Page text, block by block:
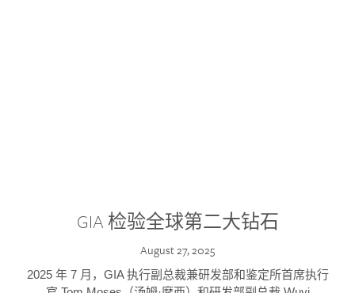
GIA 检验全球第二大钻石
August 27, 2025
2025 年 7 月，GIA 执行副总裁兼研发部和鉴定所首席执行